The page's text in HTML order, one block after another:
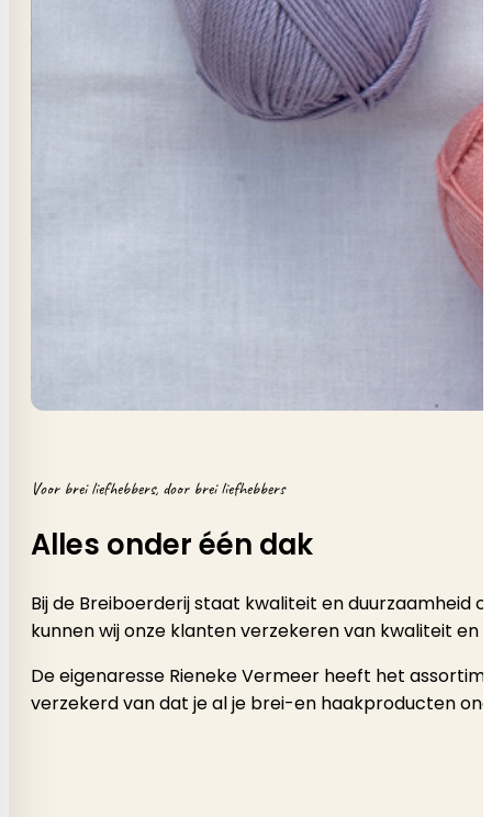
Voor brei liefhebbers, door brei liefhebbers
Alles onder één dak
Bij de Breiboerderij staat kwaliteit en duurzaamheid
kunnen wij onze klanten verzekeren van kwaliteit en
De eigenaresse Rieneke Vermeer heeft het
verzekerd van dat je al je brei-en haakproducten